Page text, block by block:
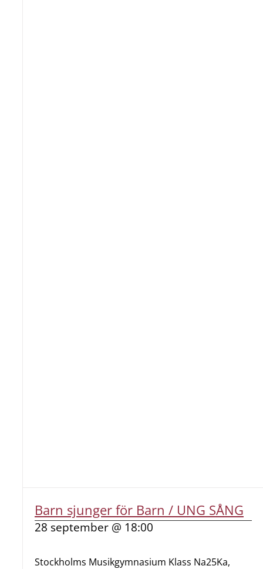
Barn sjunger för Barn / UNG SÅNG
28 september @ 18:00
Stockholms Musikgymnasium Klass Na25Ka,